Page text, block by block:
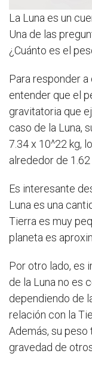
La Luna es un
Una de las
¿Cuánto es el
Para responder
entender que el
gravitatoria que
caso de la Luna,
7.34 x 10^22 kg,
alrededor de
Es interesante
Luna es una
Tierra es muy
planeta es
Por otro lado, es
de la Luna no es
dependiendo de
relación con la
Además, su
gravedad de